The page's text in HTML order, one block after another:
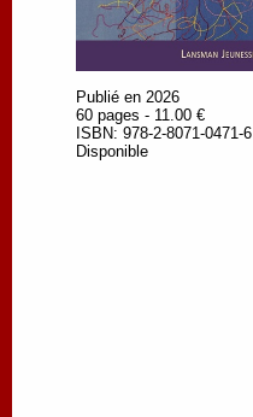
Publié en 2026
60 pages - 11.00 €
ISBN: 978-2-8071-0471-6
Disponible